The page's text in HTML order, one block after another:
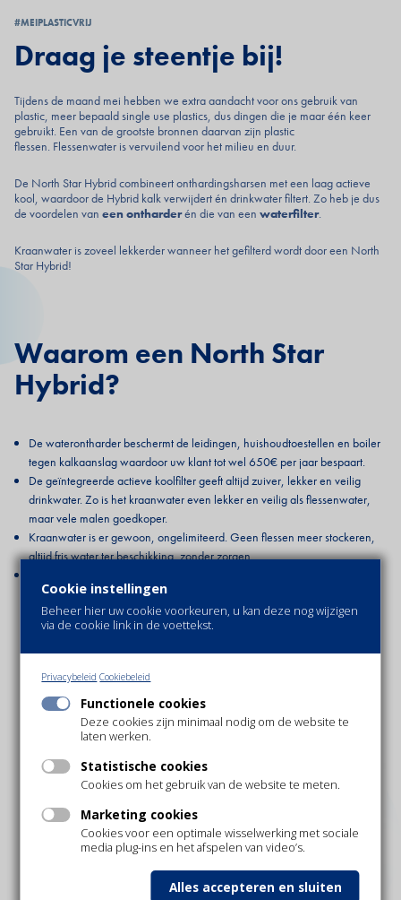
Cookie instellingen
Beheer hier uw cookie voorkeuren, u kan deze nog wijzigen
via de cookie link in de voettekst.
Privacybeleid Cookiebeleid
Functionele cookies
Deze cookies zijn minimaal nodig om de website te
laten werken.
Statistische cookies
Cookies om het gebruik van de website te meten.
Marketing cookies
Cookies voor een optimale wisselwerking met sociale
media plug-ins en het afspelen van video’s.
Alles accepteren en sluiten
#MEIPLASTICVRIJ
Draag je steentje bij!
Tijdens de maand mei hebben we extra aandacht voor ons gebruik van
plastic, meer bepaald single use plastics, dus dingen die je maar één keer
gebruikt. Een van de grootste bronnen daarvan zijn plastic
flessen. Flessenwater is vervuilend voor het milieu en duur.
De North Star Hybrid combineert onthardingsharsen met een laag actieve
kool, waardoor de Hybrid kalk verwijdert én drinkwater filtert. Zo heb je dus
de voordelen van een ontharderén die van een waterfilter.
Kraanwater is zoveel lekkerder wanneer het gefilterd wordt door een North
Star Hybrid!
Waarom een North Star
Hybrid?
De waterontharder beschermt de leidingen, huishoudtoestellen en boiler
tegen kalkaanslag waardoor uw klant tot wel 650€ per jaar bespaart.
De geïntegreerde actieve koolfilter geeft altijd zuiver, lekker en veilig
drinkwater. Zo is het kraanwater even lekker en veilig als flessenwater,
maar vele malen goedkoper.
Kraanwater is er gewoon, ongelimiteerd. Geen flessen meer stockeren,
altijd fris water ter beschikking, zonder zorgen.